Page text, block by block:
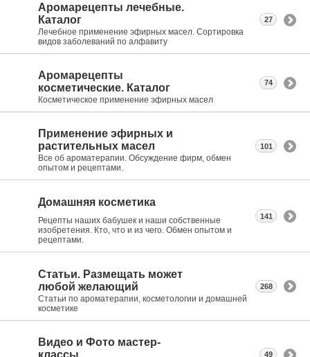
Аромарецепты лечебные.
Каталог
Лечебное применение эфирных масел. Сортировка
видов заболеваний по алфавиту
27
Аромарецепты
косметические. Каталог
Косметическое применение эфирных масел
74
Применение эфирных и
растительных масел
Все об ароматерапии. Обсуждение фирм, обмен
опытом и рецептами.
101
Домашняя косметика
Рецепты наших бабушек и наши собственные
изобретения. Кто, что и из чего. Обмен опытом и
рецептами.
141
Статьи. Размещать может
любой желающий
Статьи по ароматерапии, косметологии и домашней
косметике
268
Видео и Фото мастер-
классы
49